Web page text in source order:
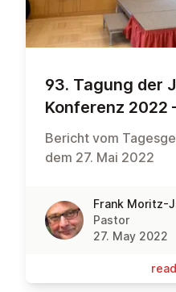
93. Tagung der
Konferenz 2022
Bericht vom
dem 27. Mai 2022
Frank Moritz-
Pastor
27. May 2022